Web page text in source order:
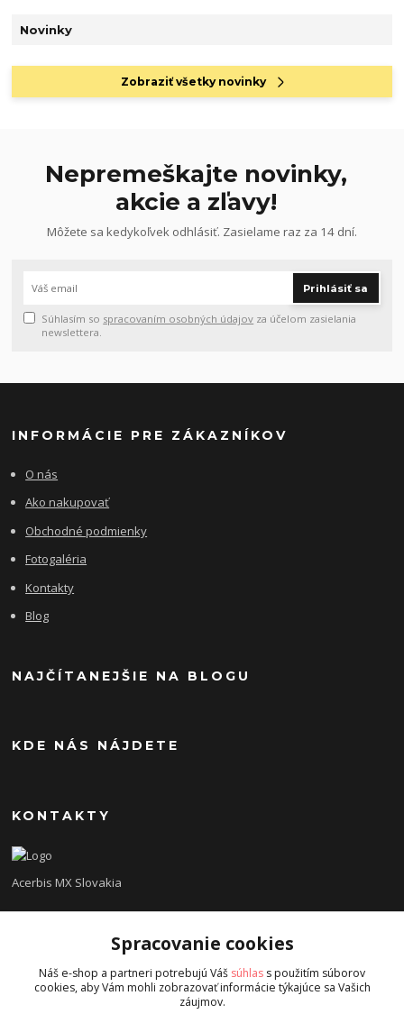
Novinky
Zobraziť všetky novinky
Nepremeškajte novinky,
akcie a zľavy!
Môžete sa kedykoľvek odhlásiť. Zasielame raz za 14 dní.
Prihlásiť sa
Súhlasím so spracovaním osobných údajov za účelom zasielania
newslettera.
INFORMÁCIE PRE ZÁKAZNÍKOV
O nás
Ako nakupovať
Obchodné podmienky
Fotogaléria
Kontakty
Blog
NAJČÍTANEJŠIE NA BLOGU
KDE NÁS NÁJDETE
KONTAKTY
Acerbis MX Slovakia
+421948260186
Tel. číslo je určené iba pre SMS !!!
acerbisslovensko@gmail.com
Spracovanie cookies
Náš e-shop a partneri potrebujú Váš súhlas s použitím súborov
cookies, aby Vám mohli zobrazovať informácie týkajúce sa Vašich
záujmov.